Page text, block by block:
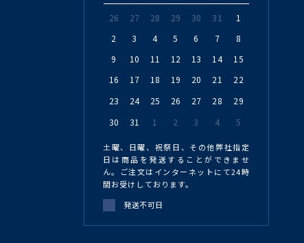
26 27 28 29 30 31
1
2
3 4 5 6 7
8
9
10 11 12 13 14
15
16
17 18 19 20 21
22
23
24 25 26 27 28
29
30
31 1 2 3 4 5
土曜、日曜、祝祭日、その他弊社指定
日は商品を発送することができませ
ん。ご注文はインターネットにて24時
間お受けしております。
発送不可日